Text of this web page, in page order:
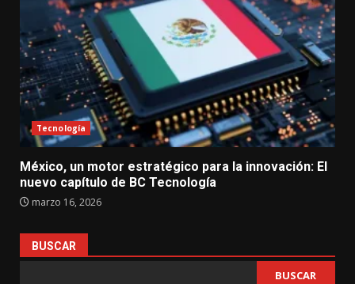
Tecnología
México, un motor estratégico para la innovación: El
nuevo capítulo de BC Tecnología
marzo 16, 2026
BUSCAR
BUSCAR